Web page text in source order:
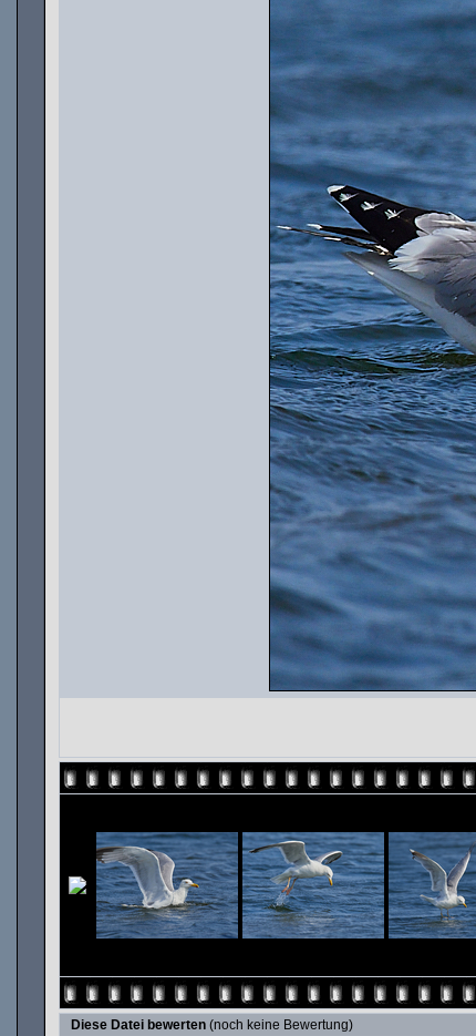
Diese Datei bewerten (noch keine Bewertung)